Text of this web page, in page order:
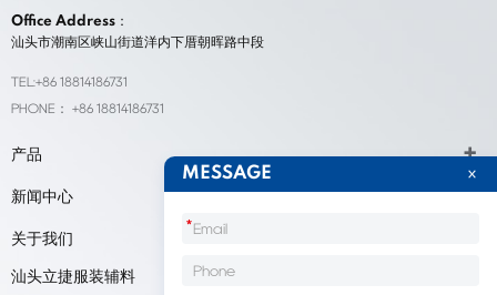
Office Address：
汕头市潮南区峡山街道洋内下厝朝晖路中段
TEL:+86 18814186731
PHONE： +86 18814186731
产品
新闻中心
关于我们
汕头立捷服装辅料
MESSAGE
*